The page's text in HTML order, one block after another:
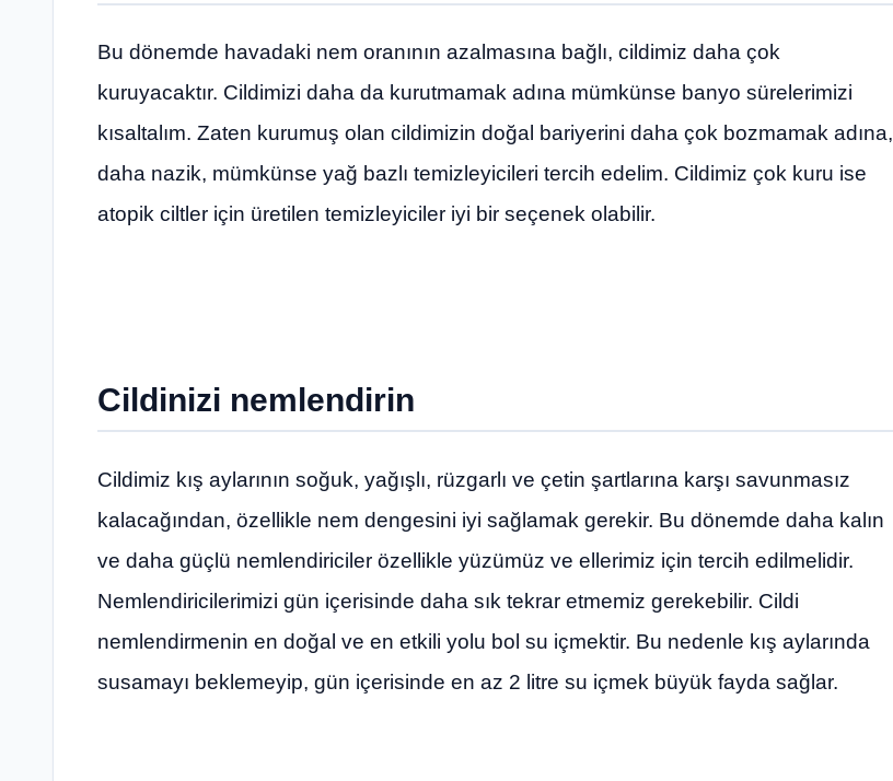
Bu dönemde havadaki nem oranının azalmasına bağlı, cildimiz daha çok
kuruyacaktır. Cildimizi daha da kurutmamak adına mümkünse banyo sürelerimizi
kısaltalım. Zaten kurumuş olan cildimizin doğal bariyerini daha çok bozmamak adına,
daha nazik, mümkünse yağ bazlı temizleyicileri tercih edelim. Cildimiz çok kuru ise
atopik ciltler için üretilen temizleyiciler iyi bir seçenek olabilir.
Cildinizi nemlendirin
Cildimiz kış aylarının soğuk, yağışlı, rüzgarlı ve çetin şartlarına karşı savunmasız
kalacağından, özellikle nem dengesini iyi sağlamak gerekir. Bu dönemde daha kalın
ve daha güçlü nemlendiriciler özellikle yüzümüz ve ellerimiz için tercih edilmelidir.
Nemlendiricilerimizi gün içerisinde daha sık tekrar etmemiz gerekebilir. Cildi
nemlendirmenin en doğal ve en etkili yolu bol su içmektir. Bu nedenle kış aylarında
susamayı beklemeyip, gün içerisinde en az 2 litre su içmek büyük fayda sağlar.